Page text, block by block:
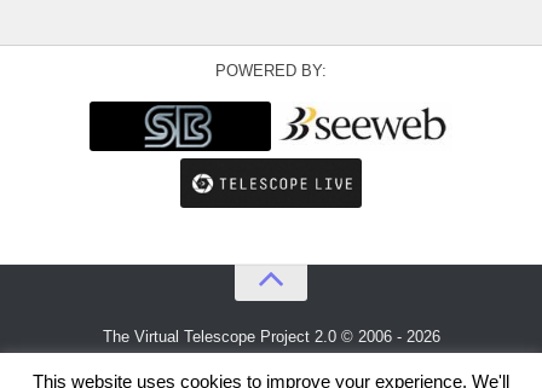
POWERED BY:
The Virtual Telescope Project 2.0 © 2006 - 2026
This website uses cookies to improve your experience. We'll